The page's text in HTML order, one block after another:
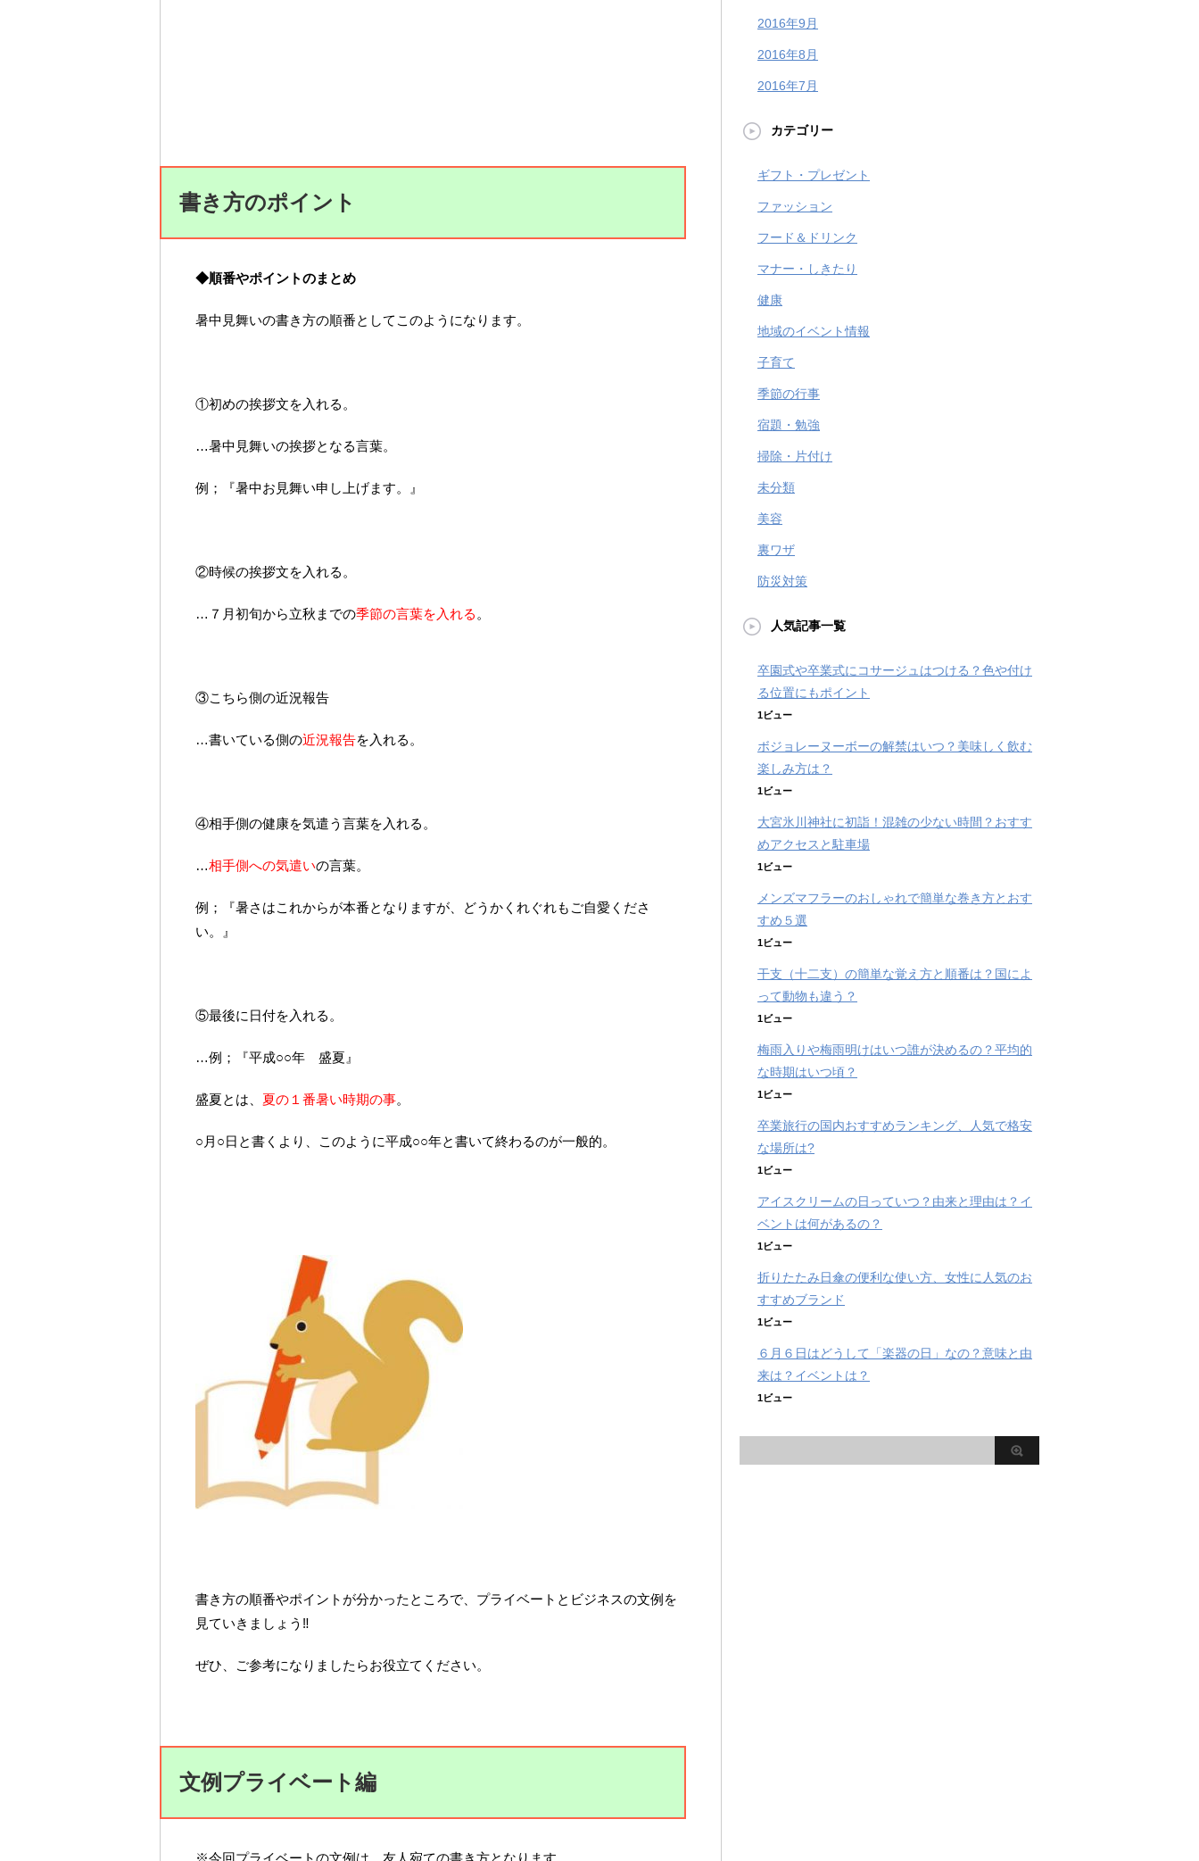
書き方のポイント
◆順番やポイントのまとめ
暑中見舞いの書き方の順番としてこのようになります。
①初めの挨拶文を入れる。
…暑中見舞いの挨拶となる言葉。
例；『暑中お見舞い申し上げます。』
②時候の挨拶文を入れる。
…７月初旬から立秋までの季節の言葉を入れる 。
③こちら側の近況報告
…書いている側の近況報告を入れる。
④相手側の健康を気遣う言葉を入れる。
…相手側への気遣いの言葉。
例；『暑さはこれからが本番となりますが、どうかくれぐれもご自愛くださ
い。』
⑤最後に日付を入れる。
…例；『平成○○年 盛夏』
盛夏とは、 夏の１番暑い時期の事。
○月○日と書くより、このように平成○○年と書いて終わるのが一般的。
書き方の順番やポイントが分かったところで、プライベートとビジネスの文例を
見ていきましょう‼
ぜひ、ご参考になりましたらお役立てください。
文例プライベート編
※今回プライベートの文例は、友人宛ての書き方となります。
2016年9月
2016年8月
2016年7月
カテゴリー
ギフト・プレゼント
ファッション
フード＆ドリンク
マナー・しきたり
健康
地域のイベント情報
子育て
季節の行事
宿題・勉強
掃除・片付け
未分類
美容
裏ワザ
防災対策
人気記事一覧
卒園式や卒業式にコサージュはつける？色や付け
る位置にもポイント
1ビュー
ボジョレーヌーボーの解禁はいつ？美味しく飲む
楽しみ方は？
1ビュー
大宮氷川神社に初詣！混雑の少ない時間？おすす
めアクセスと駐車場
1ビュー
メンズマフラーのおしゃれで簡単な巻き方とおす
すめ５選
1ビュー
干支（十二支）の簡単な覚え方と順番は？国によ
って動物も違う？
1ビュー
梅雨入りや梅雨明けはいつ誰が決めるの？平均的
な時期はいつ頃？
1ビュー
卒業旅行の国内おすすめランキング、人気で格安
な場所は?
1ビュー
アイスクリームの日っていつ？由来と理由は？イ
ベントは何があるの？
1ビュー
折りたたみ日傘の便利な使い方、女性に人気のお
すすめブランド
1ビュー
６月６日はどうして「楽器の日」なの？意味と由
来は？イベントは？
1ビュー